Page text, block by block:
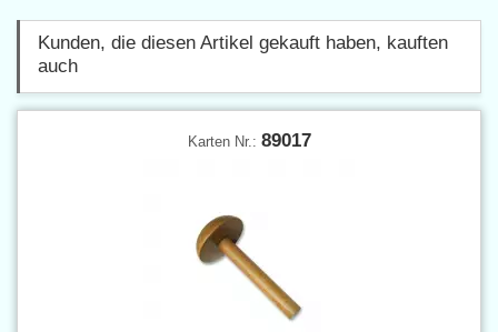
Kunden, die diesen Artikel gekauft haben, kauften
auch
Karten Nr.: 89017